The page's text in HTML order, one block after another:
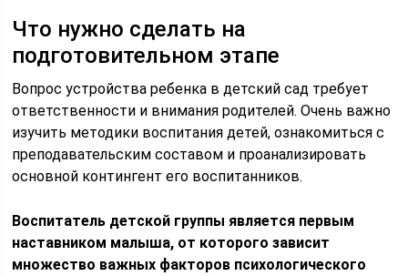
Что нужно сделать на
подготовительном этапе
Вопрос устройства ребенка в детский сад требует
ответственности и внимания родителей. Очень важно
изучить методики воспитания детей, ознакомиться с
преподавательским составом и проанализировать
основной контингент его воспитанников.
Воспитатель детской группы является первым
наставником малыша, от которого зависит
множество важных факторов психологического